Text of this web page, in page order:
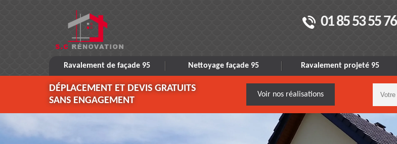
01 85 53 55 76
Ravalement de façade 95 Nettoyage façade 95 Ravalement projeté 95
DÉPLACEMENT ET DEVIS GRATUITS
SANS ENGAGEMENT
Voir nos réalisations